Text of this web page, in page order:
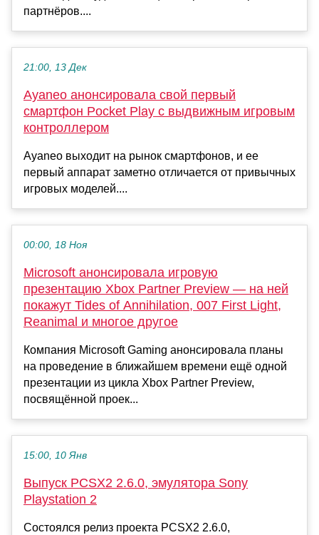
партнёров....
21:00, 13 Дек
Ayaneo анонсировала свой первый
смартфон Pocket Play с выдвижным игровым
контроллером
Ayaneo выходит на рынок смартфонов, и ее
первый аппарат заметно отличается от привычных
игровых моделей....
00:00, 18 Ноя
Microsoft анонсировала игровую
презентацию Xbox Partner Preview — на ней
покажут Tides of Annihilation, 007 First Light,
Reanimal и многое другое
Компания Microsoft Gaming анонсировала планы
на проведение в ближайшем времени ещё одной
презентации из цикла Xbox Partner Preview,
посвящённой проек...
15:00, 10 Янв
Выпуск PCSX2 2.6.0, эмулятора Sony
Playstation 2
Состоялся релиз проекта PCSX2 2.6.0,